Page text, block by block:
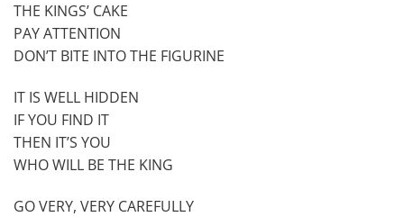
THE KINGS’ CAKE
PAY ATTENTION
DON’T BITE INTO THE FIGURINE
IT IS WELL HIDDEN
IF YOU FIND IT
THEN IT’S YOU
WHO WILL BE THE KING
GO VERY, VERY CAREFULLY